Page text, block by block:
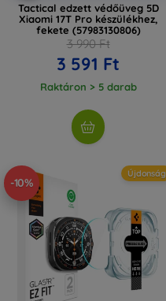
Tactical edzett védőüveg 5D
Xiaomi 17T Pro készülékhez,
fekete (57983130806)
3 990 Ft
3 591 Ft
Raktáron > 5 darab
-10%
Újdonság